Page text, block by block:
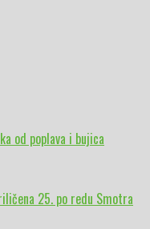
od poplava i bujica
25. po redu Smotra